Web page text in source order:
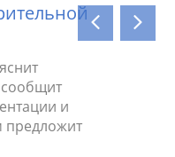
сообщит
и
предложит